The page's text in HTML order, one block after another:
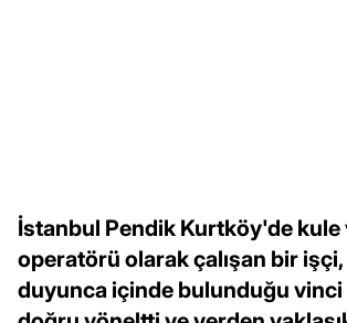
İstanbul Pendik Kurtköy'de kule
operatörü olarak çalışan bir
duyunca içinde bulunduğu vinci